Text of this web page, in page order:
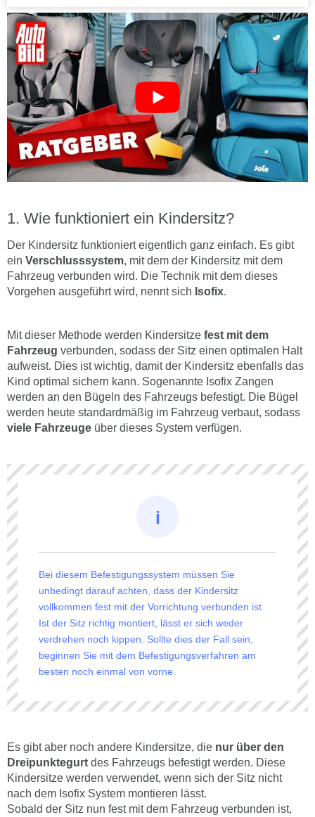
Wie funktioniert ein Kindersitz?
Der Kindersitz funktioniert eigentlich ganz einfach. Es gibt
ein Verschlusssystem, mit dem der Kindersitz mit dem
Fahrzeug verbunden wird. Die Technik mit dem dieses
Vorgehen ausgeführt wird, nennt sich Isofix.
Mit dieser Methode werden Kindersitze fest mit dem
Fahrzeug verbunden, sodass der Sitz einen optimalen Halt
aufweist. Dies ist wichtig, damit der Kindersitz ebenfalls das
Kind optimal sichern kann. Sogenannte Isofix Zangen
werden an den Bügeln des Fahrzeugs befestigt. Die Bügel
werden heute standardmäßig im Fahrzeug verbaut, sodass
viele Fahrzeuge über dieses System verfügen.
Bei diesem Befestigungssystem müssen Sie
unbedingt darauf achten, dass der Kindersitz
vollkommen fest mit der Vorrichtung verbunden ist.
Ist der Sitz richtig montiert, lässt er sich weder
verdrehen noch kippen. Sollte dies der Fall sein,
beginnen Sie mit dem Befestigungsverfahren am
besten noch einmal von vorne.
Es gibt aber noch andere Kindersitze, die nur über den
Dreipunktegurt des Fahrzeugs befestigt werden. Diese
Kindersitze werden verwendet, wenn sich der Sitz nicht
nach dem Isofix System montieren lässt.
Sobald der Sitz nun fest mit dem Fahrzeug verbunden ist,